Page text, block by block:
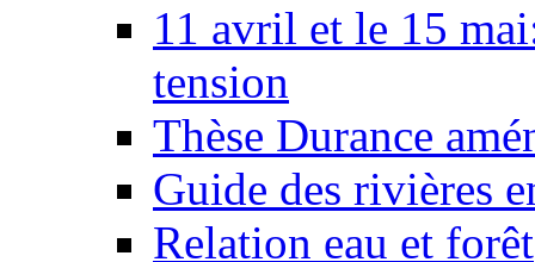
11 avril et le 15
tension
Thèse Durance
Guide des rivières
Relation eau et forêt